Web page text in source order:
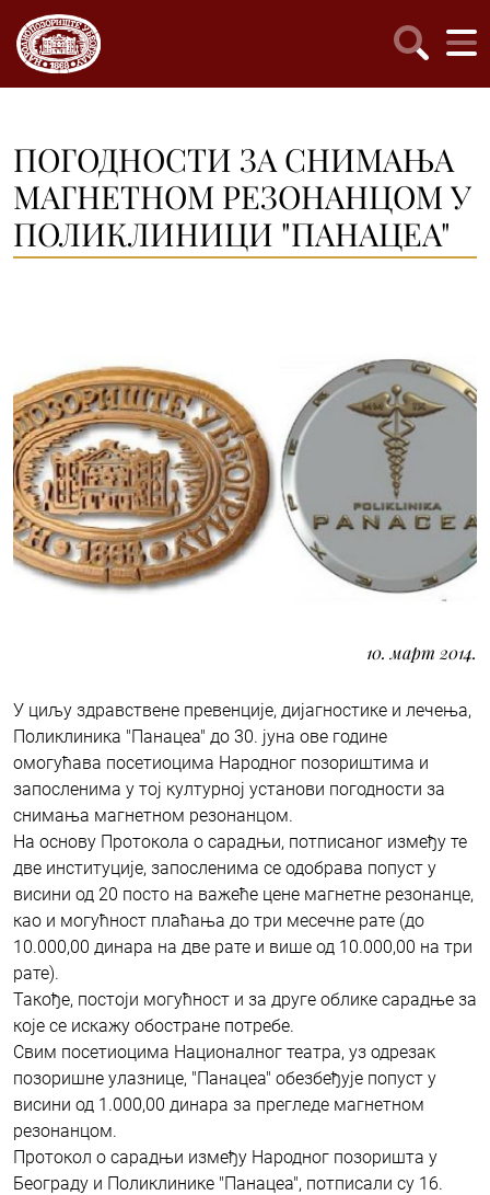
ПОГОДНОСТИ ЗА СНИМАЊА
МАГНЕТНОМ РЕЗОНАНЦОМ У
ПОЛИКЛИНИЦИ "ПАНАЦЕА"
10. март 2014.
У циљу здравствене превенције, дијагностике и лечења,
Поликлиника "Панацеа" до 30. јуна ове године
омогућава посетиоцима Народног позориштима и
запосленима у тој културној установи погодности за
снимања магнетном резонанцом.
На основу Протокола о сарадњи, потписаног између те
две институције, запосленима се одобрава попуст у
висини од 20 посто на важеће цене магнетне резонанце,
као и могућност плаћања до три месечне рате (до
10.000,00 динара на две рате и више од 10.000,00 на три
рате).
Такође, постоји могућност и за друге облике сарадње за
које се искажу обостране потребе.
Свим посетиоцима Националног театра, уз одрезак
позоришне улазнице, "Панацеа" обезбеђује попуст у
висини од 1.000,00 динара за прегледе магнетном
резонанцом.
Протокол о сарадњи између Народног позоришта у
Београду и Поликлинике "Панацеа", потписали су 16.